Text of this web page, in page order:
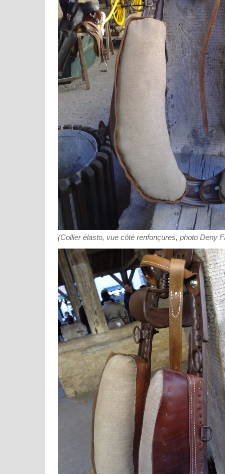
(Collier élasto, vue côté renfonçures, photo Deny